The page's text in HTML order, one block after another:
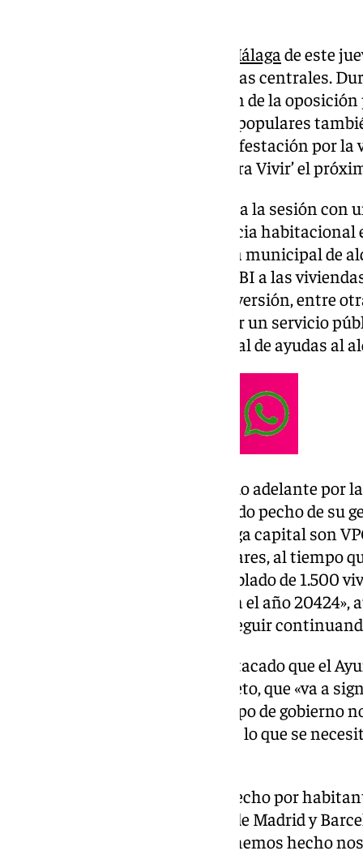
Pleno del Ayuntamiento de Málagade este
vivienda una de sus controversias centrales.
Gobierno ha tumbado la moción de la
zonas tensionada. Además, los populares
del Consistorio a la nueva manifestación por
movimiento vecinal ‘Málaga para Vivir’ el
La oposición socialista encaraba la sesión con
de la declaración de la emergencia
creación de una agencia pública municipal de
regla que imponga el 300% del IBI a las
que pertenezcan a fondos de inversión, entre
acudía con la propuesta de crear un servicio
inmobiliaria y un plan municipal de ayudas al
De todas ellas, ninguna ha salido adelante por
cuyos representantes han sacado pecho de su
que se construyen hoy en Málaga capital son
Vivienda, Francisco Javier Pomares, al tiempo
Municipal de Urbanismo ha doblado de 1.500
licencias por 3.000 viviendas en el año 20424»,
cosas que seguir trabajando y seguir
De igual modo, Pomares ha destacado que el
une la Junta, en alusión al decreto, que «va a
y a precio asequible». «Este equipo de gobierno
haciendo barrios nuevos, que es lo que se
«Somos la ciudad que más ha hecho por
municipal en alquiler después de Madrid y
y eso no lo hemos heredado, lo hemos hecho